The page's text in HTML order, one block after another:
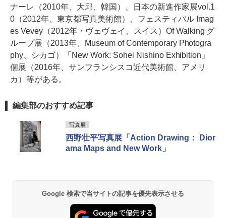
ナーレ（2010年、大邱、韓国）、日本の新進作家展vol.1
0（2012年、東京都写真美術館）、フェスティバル Imag
es Vevey（2012年・ヴェヴェイ、スイス）Of Walking グ
ループ展（2013年、Museum of Contemporary Photogra
phy、シカゴ）「New Work: Sohei Nishino Exhibition」
個展（2016年、サンフランシスコ近代美術館、アメリ
カ）等がある。
編集部のおすすめ記事
写真展
西野壮平写真展「Action Drawing： Dior
ama Maps and New Work」
Google 検索で当サイトの記事を優先表示させる